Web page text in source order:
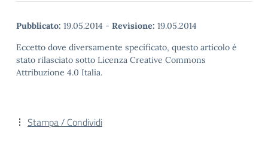
Pubblicato: 19.05.2014 - Revisione: 19.05.2014
Eccetto dove diversamente specificato, questo articolo è
stato rilasciato sotto Licenza Creative Commons
Attribuzione 4.0 Italia.
Stampa / Condividi